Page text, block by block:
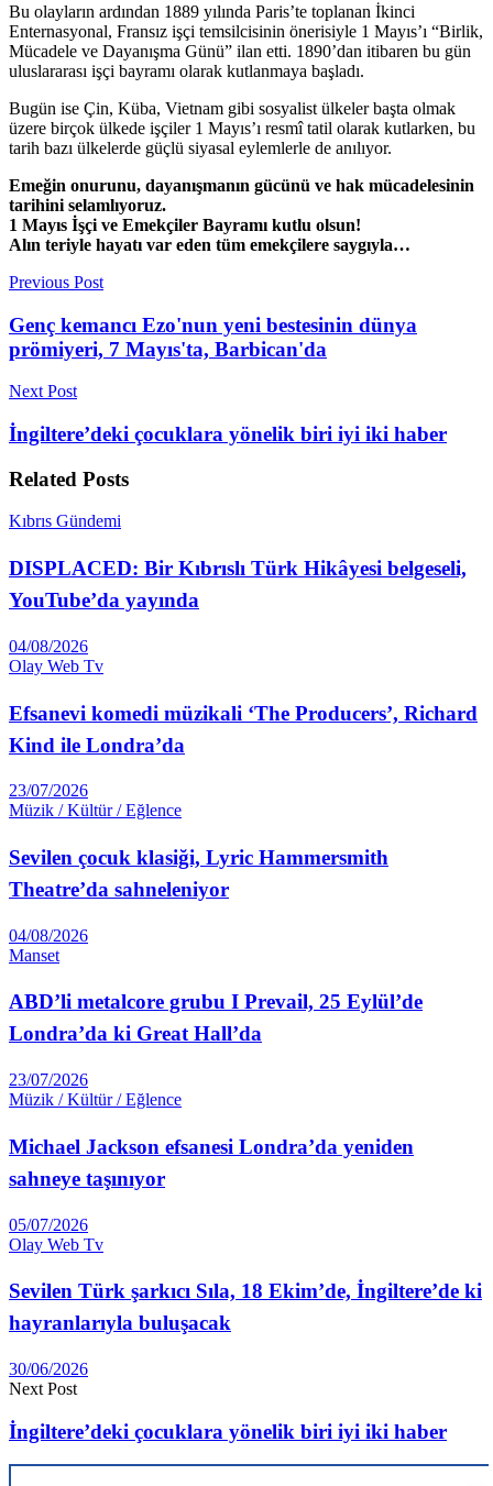
Bu olayların ardından 1889 yılında Paris’te toplanan İkinci
Enternasyonal, Fransız işçi temsilcisinin önerisiyle 1 Mayıs’ı “Birlik,
Mücadele ve Dayanışma Günü” ilan etti. 1890’dan itibaren bu gün
uluslararası işçi bayramı olarak kutlanmaya başladı.
Bugün ise Çin, Küba, Vietnam gibi sosyalist ülkeler başta olmak
üzere birçok ülkede işçiler 1 Mayıs’ı resmî tatil olarak kutlarken, bu
tarih bazı ülkelerde güçlü siyasal eylemlerle de anılıyor.
Emeğin onurunu, dayanışmanın gücünü ve hak mücadelesinin
tarihini selamlıyoruz.
1 Mayıs İşçi ve Emekçiler Bayramı kutlu olsun!
Alın teriyle hayatı var eden tüm emekçilere saygıyla…
Previous Post
Genç kemancı Ezo'nun yeni bestesinin dünya
prömiyeri, 7 Mayıs'ta, Barbican'da
Next Post
İngiltere’deki çocuklara yönelik biri iyi iki haber
Related Posts
Kıbrıs Gündemi
DISPLACED: Bir Kıbrıslı Türk Hikâyesi belgeseli,
YouTube’da yayında
04/08/2026
Olay Web Tv
Efsanevi komedi müzikali ‘The Producers’, Richard
Kind ile Londra’da
23/07/2026
Müzik / Kültür / Eğlence
Sevilen çocuk klasiği, Lyric Hammersmith
Theatre’da sahneleniyor
04/08/2026
Manset
ABD’li metalcore grubu I Prevail, 25 Eylül’de
Londra’da ki Great Hall’da
23/07/2026
Müzik / Kültür / Eğlence
Michael Jackson efsanesi Londra’da yeniden
sahneye taşınıyor
05/07/2026
Olay Web Tv
Sevilen Türk şarkıcı Sıla, 18 Ekim’de, İngiltere’de ki
hayranlarıyla buluşacak
30/06/2026
Next Post
İngiltere’deki çocuklara yönelik biri iyi iki haber